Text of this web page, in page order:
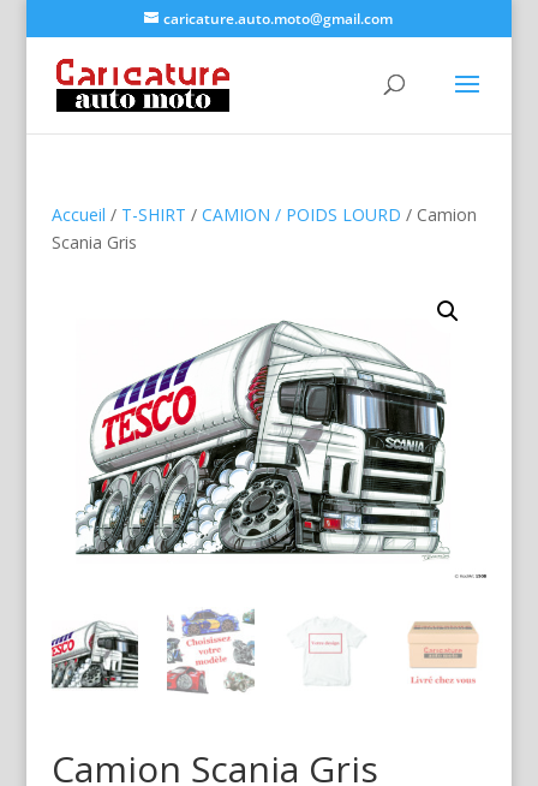
caricature.auto.moto@gmail.com
Accueil / T-SHIRT / CAMION / POIDS LOURD / Camion
Scania Gris
Camion Scania Gris